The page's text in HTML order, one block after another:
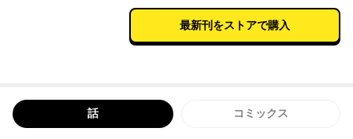
最新刊をストアで購入
話 コミックス